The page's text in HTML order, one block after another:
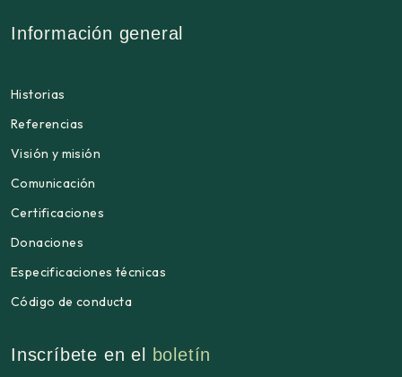
Información general
Historias
Referencias
Visión y misión
Comunicación
Certificaciones
Donaciones
Especificaciones técnicas
Código de conducta
Inscríbete en el boletín